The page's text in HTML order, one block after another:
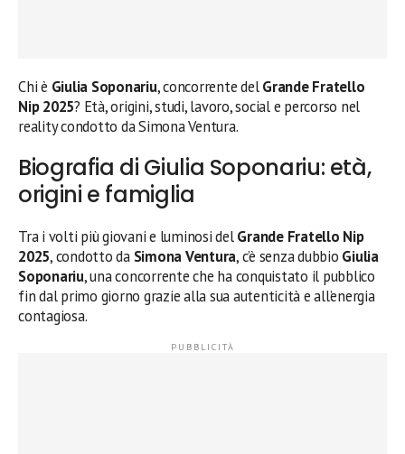
Chi è Giulia Soponariu, concorrente delGrande Fratello
Nip 2025? Età, origini, studi, lavoro, social e percorso nel
reality condotto da Simona Ventura.
Biografia di Giulia Soponariu: età,
origini e famiglia
Tra i volti più giovani e luminosi delGrande Fratello Nip
2025, condotto da Simona Ventura, c’è senza dubbio Giulia
Soponariu, una concorrente che ha conquistato il pubblico
fin dal primo giorno grazie alla sua autenticità e all’energia
contagiosa.